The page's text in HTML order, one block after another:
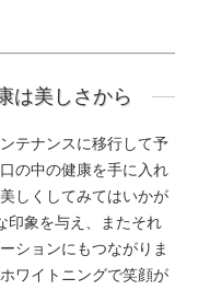
は美しさから
テナンスに移行して予
の中の健康を手に入れ
しくしてみてはいかが
印象を与え、またそれ
ションにもつながりま
ワイトニングで笑顔が